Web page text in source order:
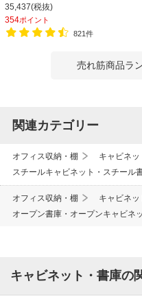
35,437(税抜)
354ポイント
821件
売れ筋商品ラ
関連カテゴリー
オフィス収納・棚
キャビネ
スチールキャビネット・スチール
オフィス収納・棚 キャビネ
オープン書庫・オープンキャビネ
キャビネット・書庫の